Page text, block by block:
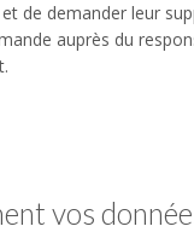
de demander leur
auprès du
vos